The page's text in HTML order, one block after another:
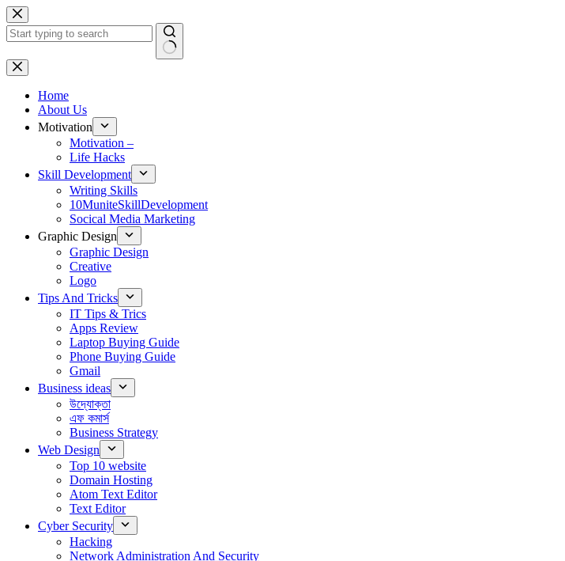
Skip
to
content
No
results
Home
About Us
Motivation
Motivation –
Life Hacks
Skill Development
Writing Skills
10MuniteSkillDevelopment
Socical Media Marketing
Graphic Design
Graphic Design
Creative
Logo
Tips And Tricks
IT Tips & Trics
Apps Review
Laptop Buying Guide
Phone Buying Guide
Gmail
Business ideas
উদ্যোক্তা
এফ কমার্স
Business Strategy
Web Design
Top 10 website
Domain Hosting
Atom Text Editor
Text Editor
Cyber Security
Hacking
Network Administration And Security